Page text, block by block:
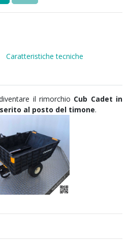
Caratteristiche tecniche
il rimorchio Cub Cadet in
al posto del timone.